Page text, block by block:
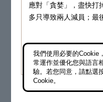
應對「貪婪」，盡快打
多只導致兩人減員；最
我們使用必要的Cookie
常運作並優化您與語言
驗。若您同意，請點選
Cookie。